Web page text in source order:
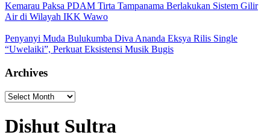
Kemarau Paksa PDAM Tirta Tampanama Berlakukan Sistem Gilir
Air di Wilayah IKK Wawo
Penyanyi Muda Bulukumba Diva Ananda Eksya Rilis Single
“Uwelaiki”, Perkuat Eksistensi Musik Bugis
Archives
Archives
Dishut Sultra